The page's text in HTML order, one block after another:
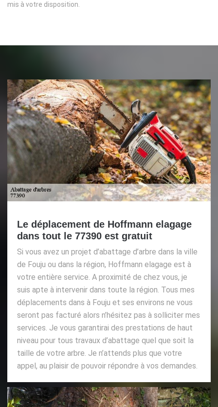
mis à votre disposition.
Le déplacement de Hoffmann elagage
dans tout le 77390 est gratuit
Si vous avez un projet d’abattage d’arbre dans la ville
de Fouju ou dans la région, Hoffmann elagage est à
votre entière service. A proximité de chez vous, je
suis apte à intervenir dans toute la région. Tous mes
déplacements dans à Fouju et ses environs ne vous
seront pas facturé alors n’hésitez pas à solliciter mes
services. Je vous garantirai des prestations de haut
niveau pour tous travaux d’abattage quel que soit la
taille de votre arbre. Je n’attends plus que votre
appel, au plaisir de pouvoir répondre à vos demandes.